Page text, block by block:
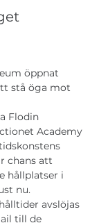
öppnat
stå öga mot
Flodin
Academy
chans att
hållplatser i
nu.
avslöjas
till de